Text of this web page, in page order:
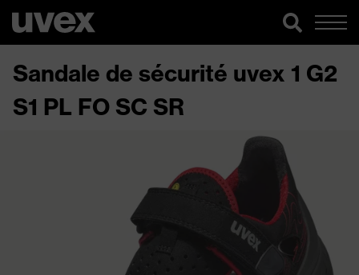
Sandale de sécurité uvex 1 G2
S1 PL FO SC SR